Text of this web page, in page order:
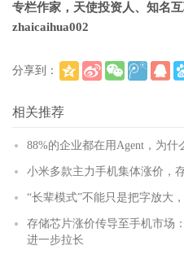
专栏作家，天使投资人、知名
zhaicaihua002
分享到：
相关推荐
88%的企业都在用Agent，为什
小米多款主力手机集体涨价，
“长辈模式”不能只是把字放大
存储芯片涨价传导至手机市场
进一步拉长